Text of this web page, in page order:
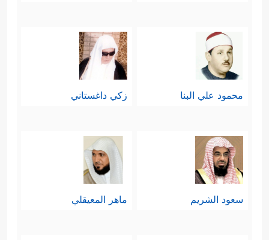
محمود علي البنا زكي داغستاني
سعود الشريم ماهر المعيقلي